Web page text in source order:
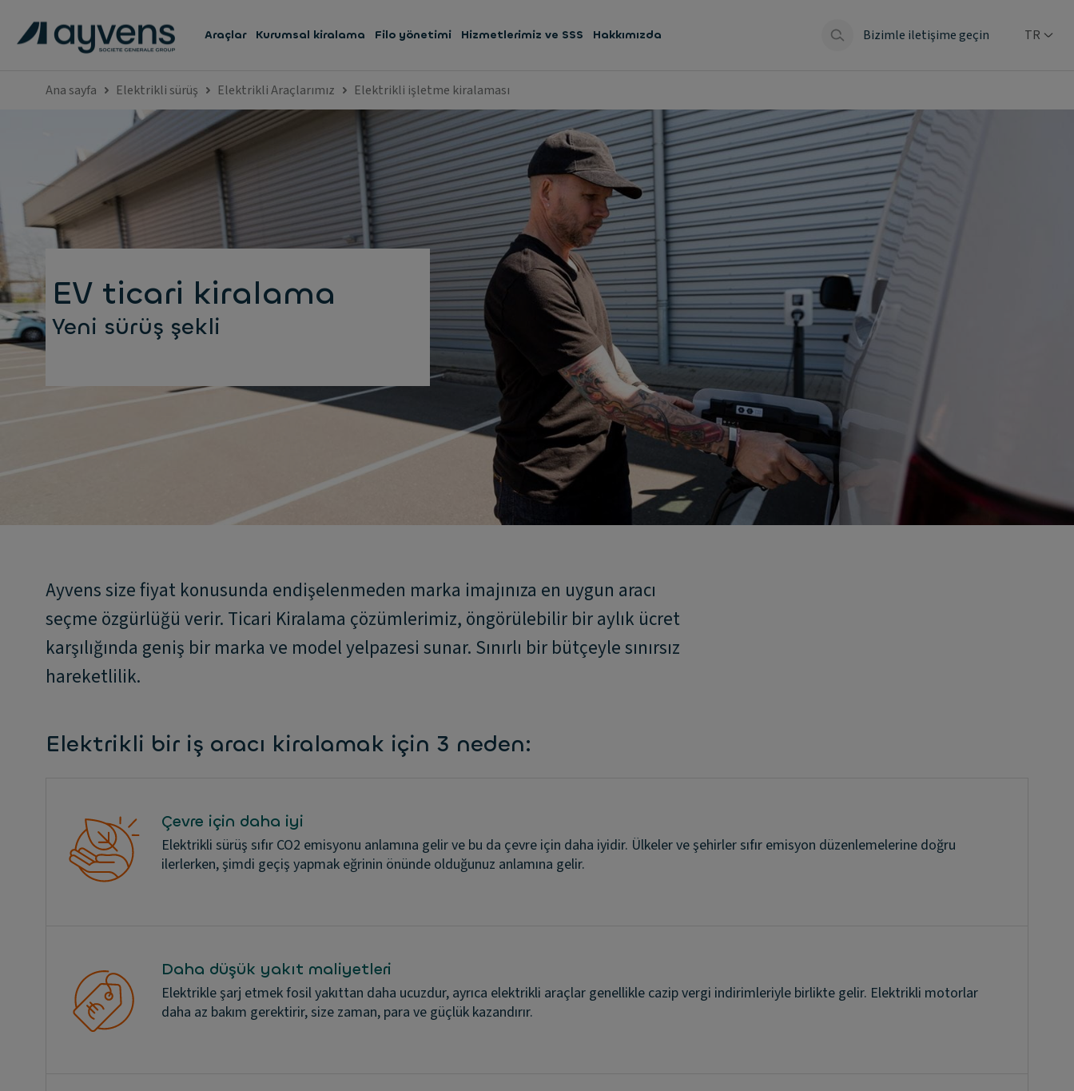
Araçlar Kurumsal kiralama Filo yönetimi Hizmetlerimiz ve SSS Hakkımızda Bizimle iletişime geçin TR
Ana sayfa Elektrikli sürüş Elektrikli Araçlarımız Elektrikli işletme kiralaması
EV ticari kiralama
Yeni sürüş şekli
Ayvens size fiyat konusunda endişelenmeden marka imajınıza en uygun aracı
seçme özgürlüğü verir. Ticari Kiralama çözümlerimiz, öngörülebilir bir aylık ücret
karşılığında geniş bir marka ve model yelpazesi sunar. Sınırlı bir bütçeyle sınırsız
hareketlilik.
Elektrikli bir iş aracı kiralamak için 3 neden:
Çevre için daha iyi
Elektrikli sürüş sıfır CO2 emisyonu anlamına gelir ve bu da çevre için daha iyidir. Ülkeler ve şehirler sıfır emisyon düzenlemelerine doğru
ilerlerken, şimdi geçiş yapmak eğrinin önünde olduğunuz anlamına gelir.
Daha düşük yakıt maliyetleri
Elektrikle şarj etmek fosil yakıttan daha ucuzdur, ayrıca elektrikli araçlar genellikle cazip vergi indirimleriyle birlikte gelir. Elektrikli motorlar
daha az bakım gerektirir, size zaman, para ve güçlük kazandırır.